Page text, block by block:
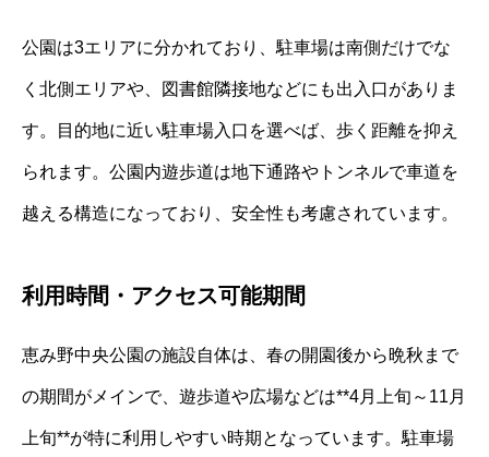
公園は3エリアに分かれており、駐車場は南側だけでな
く北側エリアや、図書館隣接地などにも出入口がありま
す。目的地に近い駐車場入口を選べば、歩く距離を抑え
られます。公園内遊歩道は地下通路やトンネルで車道を
越える構造になっており、安全性も考慮されています。
利用時間・アクセス可能期間
恵み野中央公園の施設自体は、春の開園後から晩秋まで
の期間がメインで、遊歩道や広場などは**4月上旬～11月
上旬**が特に利用しやすい時期となっています。駐車場